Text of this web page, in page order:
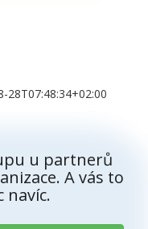
28T07:48:34+02:00
u partnerů
A vás to
navíc.